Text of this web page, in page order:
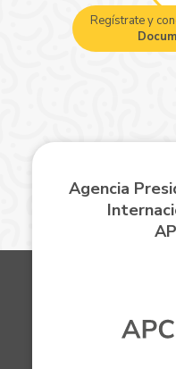
Regístrate y
Agencia